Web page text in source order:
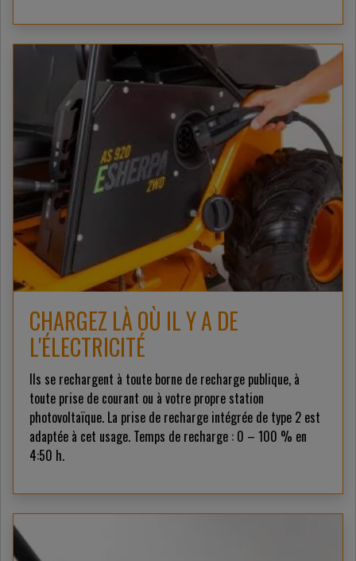
CHARGEZ LÀ OÙ IL Y A DE
L'ÉLECTRICITÉ
Ils se rechargent à toute borne de recharge publique, à
toute prise de courant ou à votre propre station
photovoltaïque. La prise de recharge intégrée de type 2 est
adaptée à cet usage. Temps de recharge : 0 – 100 % en
4:50 h.